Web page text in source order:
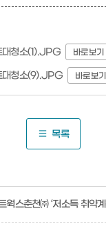
청소(1).JPG
바로보기
청소(9).JPG 바로보기
목록